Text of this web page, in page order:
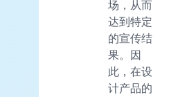
场，从而
达到特定
的宣传结
果。因
此，在设
计产品的